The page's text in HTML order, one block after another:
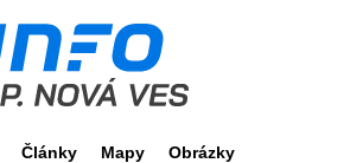
Články Mapy Obrázky